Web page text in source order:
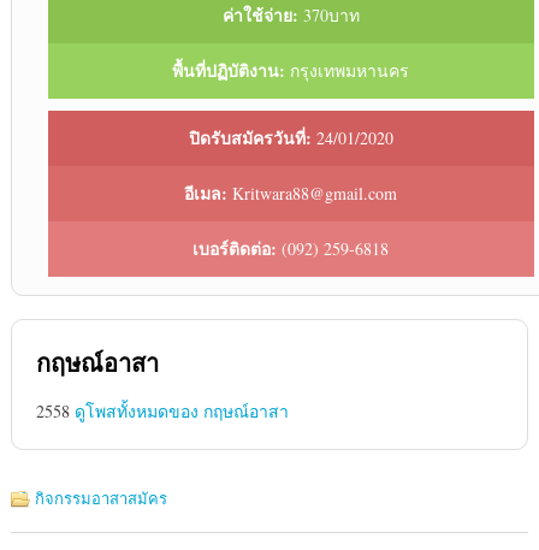
ค่าใช้จ่าย: 370บาท
พื้นที่ปฏิบัติงาน: กรุงเทพมหานคร
ปิดรับสมัครวันที่: 24/01/2020
อีเมล: Kritwara88@gmail.com
เบอร์ติดต่อ: (092) 259-6818
กฤษณ์อาสา
2558 ดูโพสทั้งหมดของ กฤษณ์อาสา
กิจกรรมอาสาสมัคร